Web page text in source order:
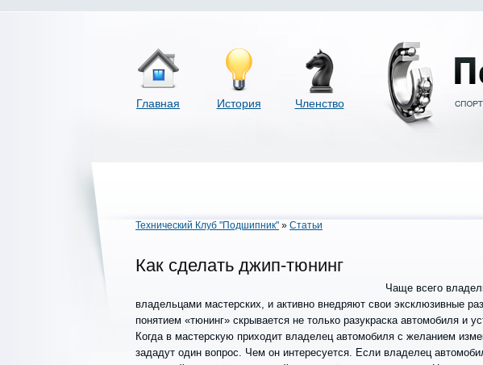
Главная История Членство
Технический Клуб "Подшипник" » Статьи
Как сделать джип-тюнинг
Чаще всего
владельцами мастерских, и активно внедряют свои эксклюзивные
понятием «тюнинг» скрывается не только разукраска автомобиля и
Когда в мастерскую приходит владелец автомобиля с желанием
зададут один вопрос. Чем он интересуется. Если владелец